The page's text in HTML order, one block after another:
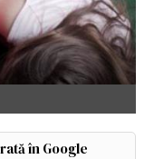
în Google